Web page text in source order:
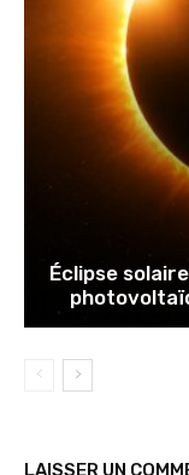
Éclipse
LAISSER UN